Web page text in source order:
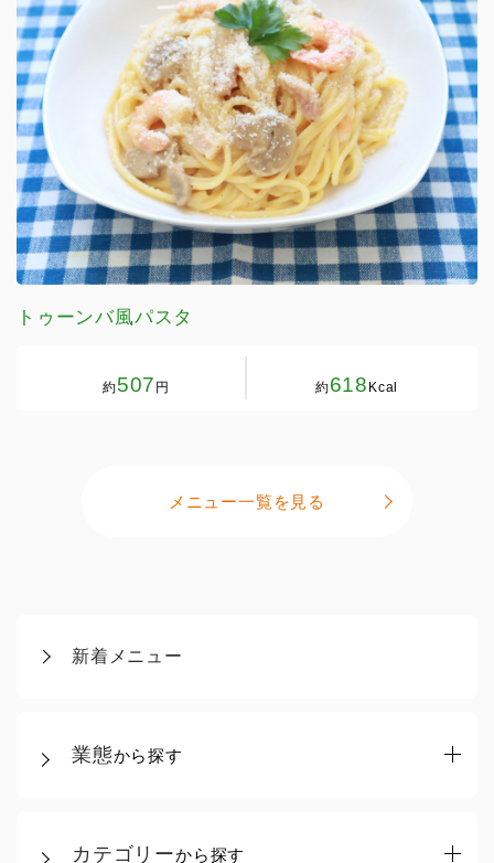
新着メニュー
業態から探す
カテゴリーから探す
トゥーンバ風パスタ
約507 円 約618 Kcal
メニュー一覧を見る